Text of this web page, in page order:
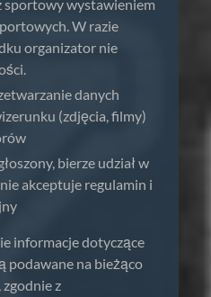
sportowy wystawieniem
W razie
organizator nie
danych
(zdjęcia, filmy)
bierze udział w
akceptuje regulamin i
informacje dotyczące
podawane na bieżąco
z